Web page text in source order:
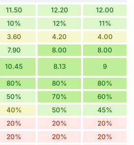
11.50 12.20 12.00
10% 12% 11%
3.60 4.20 4.00
7.90 8.00 8.00
10.45 8.13 9
80% 80% 80%
50% 70% 60%
40% 50% 45%
20% 20% 20%
20% 20% 20%